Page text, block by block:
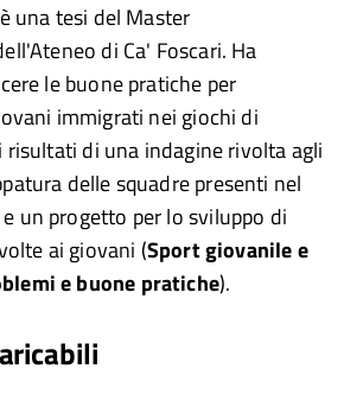
una tesi del Master
di Ca' Foscari. Ha
le buone pratiche per
immigrati nei giochi di
risultati di una indagine rivolta agli
delle squadre presenti nel
un progetto per lo sviluppo di
ai giovani (Sport giovanile e
e buone pratiche).